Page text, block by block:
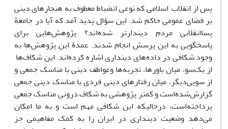
پس از انقلاب اسلامی که نوعی انضباط معطوف به هنجارهای دینی
بر فضای عمومی حاکم شد. این سؤال پدید آمد که آیا در جامعۀ
پساانقلابی مردم دیندارتر شده‌اند؟ پژوهش‌هایی برای
پاسخگویی به این پرسش انجام شدند. عمدۀ این پژوهش‌ها به
وجود شکافی در داده‌های دینداری اشاره کرده‌اند. این شکاف‌ها
از یک‌سو، میان باورها، تجربه‌ها وعواطف دینی با مناسک جمعی و
از سویی‌دیگر، میان رفتارهای دینی فردی با مناسک دینی جمعی
گزارش‌شده‌است و کمتر پژوهشی به شکاف درونی مناسک جمعی
پرداخته‌است، درحالیکه این شکافی مهم است و به ما امکان
می‌دهد وضعیت دینداری در ایران را به کمک مفاهیمی جز